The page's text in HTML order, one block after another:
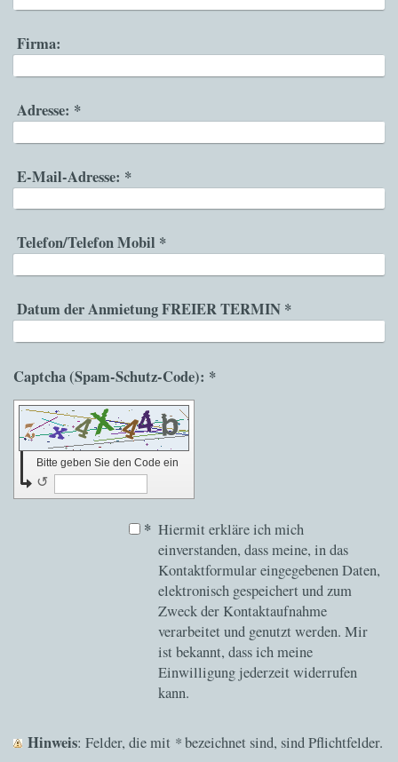
Firma:
Adresse: *
E-Mail-Adresse: *
Telefon/Telefon Mobil *
Datum der Anmietung FREIER TERMIN *
Captcha (Spam-Schutz-Code): *
Bitte geben Sie den Code ein
↺
* Hiermit erkläre ich mich
einverstanden, dass meine, in das
Kontaktformular eingegebenen Daten,
elektronisch gespeichert und zum
Zweck der Kontaktaufnahme
verarbeitet und genutzt werden. Mir
ist bekannt, dass ich meine
Einwilligung jederzeit widerrufen
kann.
Hinweis : Felder, die mit *bezeichnet sind, sind Pflichtfelder.